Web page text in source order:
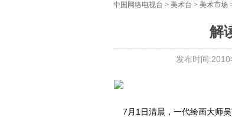
中国网络电视台 > 美术台 > 美术市场
解
发布时间
7月1日清晨，一代绘画大师吴